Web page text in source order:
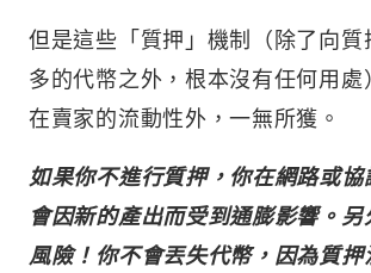
但是這些「質押」機制（除了向質
多的代幣之外，根本沒有任何用處
在賣家的流動性外，一無所獲。
如果你不進行質押，你在網路或
會因新的產出而受到通膨影響。
風險！你不會丟失代幣，因為質押